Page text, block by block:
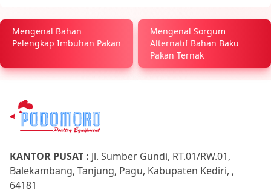
Mengenal Bahan
Pelengkap Imbuhan Pakan
Mengenal Sorgum
Alternatif Bahan Baku
Pakan Ternak
KANTOR PUSAT : Jl. Sumber Gundi, RT.01/RW.01,
Balekambang, Tanjung, Pagu, Kabupaten Kediri, ,
64181